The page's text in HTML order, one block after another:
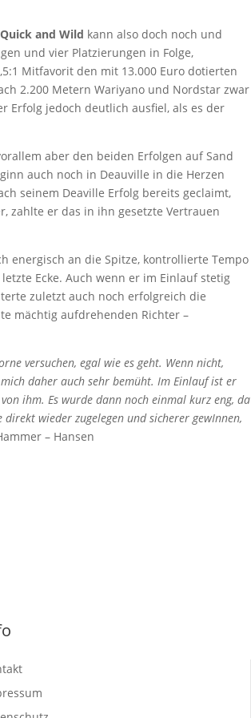
Quick and Wild kann also doch noch und
und vier Platzierungen in Folge,
Mitfavorit den mit 13.000 Euro dotierten
2.200 Metern Wariyano und Nordstar zwar
Erfolg jedoch deutlich ausfiel, als es der
aber den beiden Erfolgen auf Sand
auch noch in Deauville in die Herzen
seinem Deaville Erfolg bereits geclaimt,
zahlte er das in ihn gesetzte Vertrauen
energisch an die Spitze, kontrollierte Tempo
Ecke. Auch wenn er im Einlauf stetig
zuletzt auch noch erfolgreich die
mächtig aufdrehenden Richter –
versuchen, egal wie es geht. Wenn nicht,
daher auch sehr bemüht. Im Einlauf ist er
ihm. Es wurde dann noch einmal kurz eng, da
wieder zugelegen und sicherer gewInnen,
– Hansen